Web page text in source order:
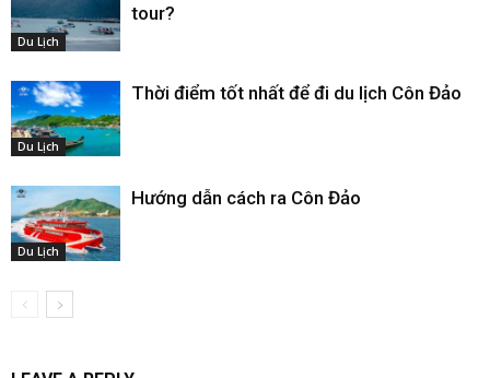
Du Lịch
tour?
Du Lịch
Thời điểm tốt nhất để đi du lịch Côn Đảo
Du Lịch
Hướng dẫn cách ra Côn Đảo